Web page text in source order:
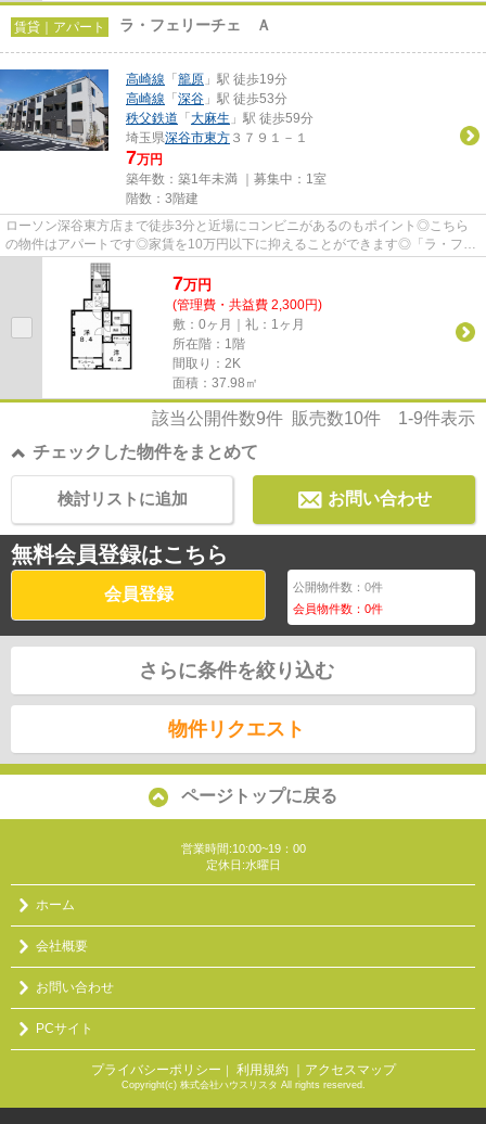
賃貸｜アパート ラ・フェリーチェ Ａ
高崎線 「 籠原 」駅 徒歩19分
高崎線 「 深谷 」駅 徒歩53分
秩父鉄道 「 大麻生 」駅 徒歩59分
埼玉県深谷市東方 ３７９１－１
7万円
築年数：築1年未満 ｜募集中： 1室
階数：3階建
ローソン深谷東方店まで徒歩3分と近場にコンビニがあるのもポイント◎こちら
の物件はアパートです◎家賃を10万円以下に抑えることができます◎「ラ・フェ
リーチェ A」の物件情報をお探し...
7万円
(管理費・共益費 2,300円)
敷：0ヶ月｜礼：1ヶ月
所在階：1階
間取り：2K
面積：37.98㎡
該当公開件数9件 販売数10件 1-9件表示
チェックした物件をまとめて
お問い合わせ
検討リストに追加
無料会員登録はこちら
会員登録 公開物件数：0件
会員物件数：0件
さらに条件を絞り込む
物件リクエスト
ページトップに戻る
営業時間:10:00~19：00
定休日:水曜日
ホーム
会社概要
お問い合わせ
PCサイト
プライバシーポリシー ｜ 利用規約 ｜アクセスマップ
Copyright(c) 株式会社ハウスリスタ All rights reserved.